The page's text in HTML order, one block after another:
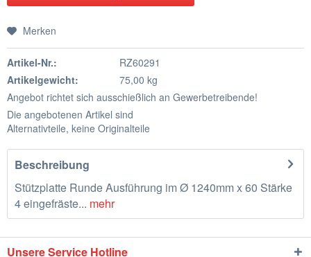
Merken
Artikel-Nr.:
RZ60291
Artikelgewicht:
75,00 kg
Angebot richtet sich ausschießlich an Gewerbetreibende!
Die angebotenen Artikel sind
Alternativteile, keine Originalteile
Beschreibung
Stützplatte Runde Ausführung im Ø 1240mm x 60 Stärke
4 eingefräste... mehr
Unsere Service Hotline